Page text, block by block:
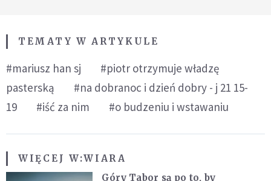
TEMATY W ARTYKULE
#mariusz han sj
#piotr otrzymuje władzę
pasterską
#na dobranoc i dzień dobry - j 21 15-
19
#iść za nim #o budzeniu i wstawaniu
WIĘCEJ W:WIARA
Góry Tabor są po to, by